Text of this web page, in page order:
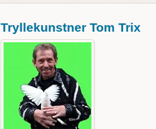
Tryllekunstner Tom Trix